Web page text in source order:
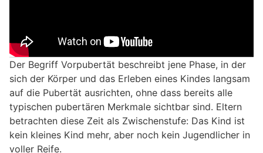
Der Begriff Vorpubertät beschreibt jene Phase, in der
sich der Körper und das Erleben eines Kindes langsam
auf die Pubertät ausrichten, ohne dass bereits alle
typischen pubertären Merkmale sichtbar sind. Eltern
betrachten diese Zeit als Zwischenstufe: Das Kind ist
kein kleines Kind mehr, aber noch kein Jugendlicher in
voller Reife.